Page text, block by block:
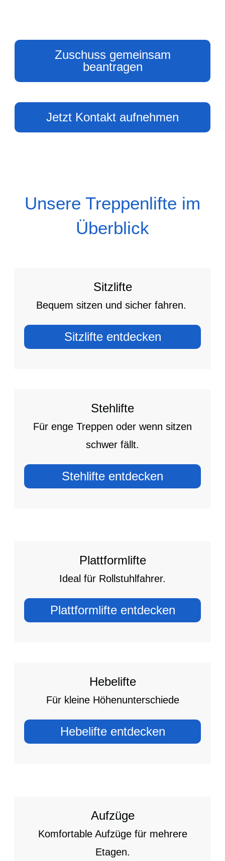
Zuschuss gemeinsam
beantragen
Jetzt Kontakt aufnehmen
Unsere Treppenlifte im
Überblick
Sitzlifte
Bequem sitzen und sicher fahren.
Sitzlifte entdecken
Stehlifte
Für enge Treppen oder wenn sitzen
schwer fällt.
Stehlifte entdecken
Plattformlifte
Ideal für Rollstuhlfahrer.
Plattformlifte entdecken
Hebelifte
Für kleine Höhenunterschiede
Hebelifte entdecken
Aufzüge
Komfortable Aufzüge für mehrere
Etagen.